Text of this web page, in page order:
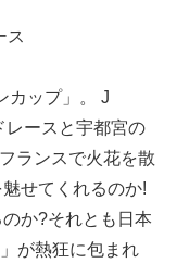
ス
カップ」。 J
レースと宇都宮の
ランスで火花を散
せてくれるのか!
か?それとも日本
が熱狂に包まれ